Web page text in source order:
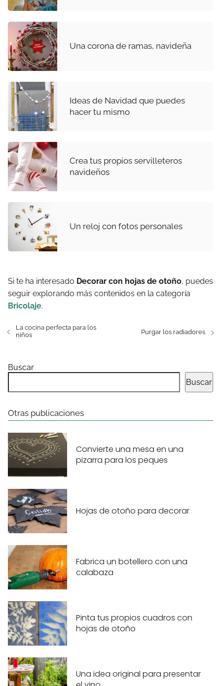
Una corona de ramas, navideña
Ideas de Navidad que puedes
hacer tu mismo
Crea tus propios servilleteros
navideños
Un reloj con fotos personales
Si te ha interesado Decorar con hojas de otoño, puedes
seguir explorando más contenidos en la categoría
Bricolaje.
La cocina perfecta para los
niños
Purgar los radiadores
Buscar
Buscar
Otras publicaciones
Convierte una mesa en una
pizarra para los peques
Hojas de otoño para decorar
Fabrica un botellero con una
calabaza
Pinta tus propios cuadros con
hojas de otoño
Una idea original para presentar